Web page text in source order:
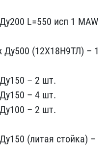
L=550 исп 1 MAW
(12Х18Н9ТЛ) – 1​
– 2 шт.
– 4​ шт.
– 2 шт.
(литая стойка) –